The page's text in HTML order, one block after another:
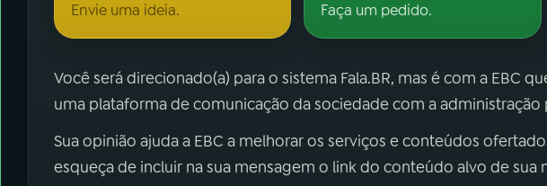
Envie uma ideia. Faça um pedido.
Você será direcionado(a) para o sistema Fala.BR, mas é com a EBC
uma plataforma de comunicação da sociedade com a
Sua opinião ajuda a EBC a melhorar os serviços e conteúdos
esqueça de incluir na sua mensagem o link do conteúdo alvo de sua